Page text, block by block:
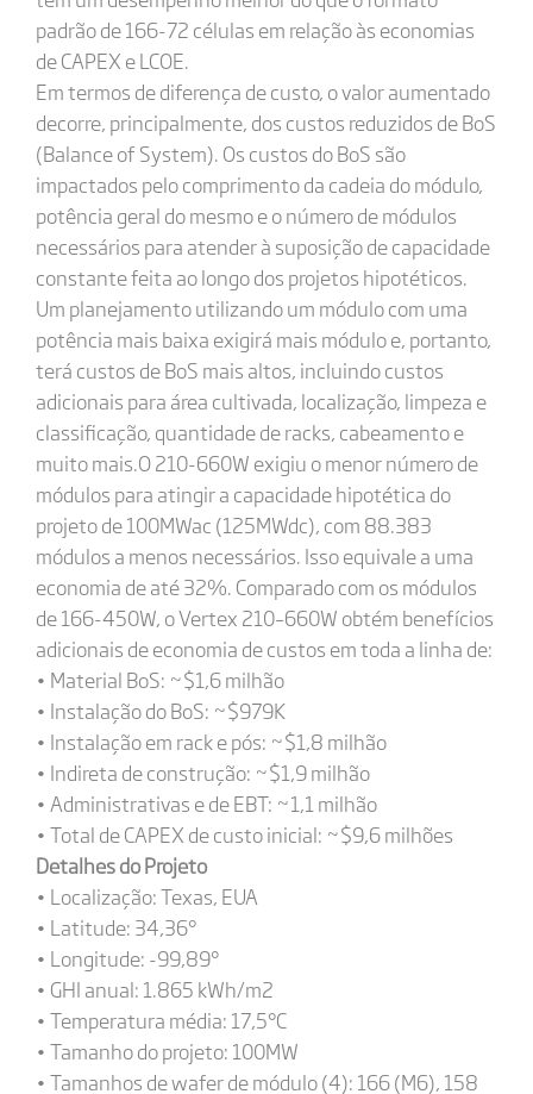
padrão de 166-72 células em relação às economias
de CAPEX e LCOE.
Em termos de diferença de custo, o valor aumentado
decorre, principalmente, dos custos reduzidos de BoS
(Balance of System). Os custos do BoS são
impactados pelo comprimento da cadeia do módulo,
potência geral do mesmo e o número de módulos
necessários para atender à suposição de capacidade
constante feita ao longo dos projetos hipotéticos.
Um planejamento utilizando um módulo com uma
potência mais baixa exigirá mais módulo e, portanto,
terá custos de BoS mais altos, incluindo custos
adicionais para área cultivada, localização, limpeza e
classificação, quantidade de racks, cabeamento e
muito mais.O 210-660W exigiu o menor número de
módulos para atingir a capacidade hipotética do
projeto de 100MWac (125MWdc), com 88.383
módulos a menos necessários. Isso equivale a uma
economia de até 32%. Comparado com os módulos
de 166-450W, o Vertex 210–660W obtém benefícios
adicionais de economia de custos em toda a linha de:
• Material BoS: ~$1,6 milhão
• Instalação do BoS: ~$979K
• Instalação em rack e pós: ~$1,8 milhão
• Indireta de construção: ~$1,9 milhão
• Administrativas e de EBT: ~1,1 milhão
• Total de CAPEX de custo inicial: ~$9,6 milhões
Detalhes do Projeto
• Localização: Texas, EUA
• Latitude: 34,36°
• Longitude: -99,89°
• GHI anual: 1.865 kWh/m2
• Temperatura média: 17,5°C
• Tamanho do projeto: 100MW
• Tamanhos de wafer de módulo (4): 166 (M6), 158